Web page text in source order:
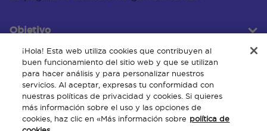
Objetivo
Servicio al cliente
Acerca de
¡Hola! Esta web utiliza cookies que contribuyen al
buen funcionamiento del sitio web y que se utilizan
para hacer análisis y para personalizar nuestros
servicios. Al aceptar, expresas tu conformidad con
nuestras políticas de privacidad y cookies. Si quieres
más información sobre el uso y las opciones de
cookies, haz clic en «Más información sobre política de